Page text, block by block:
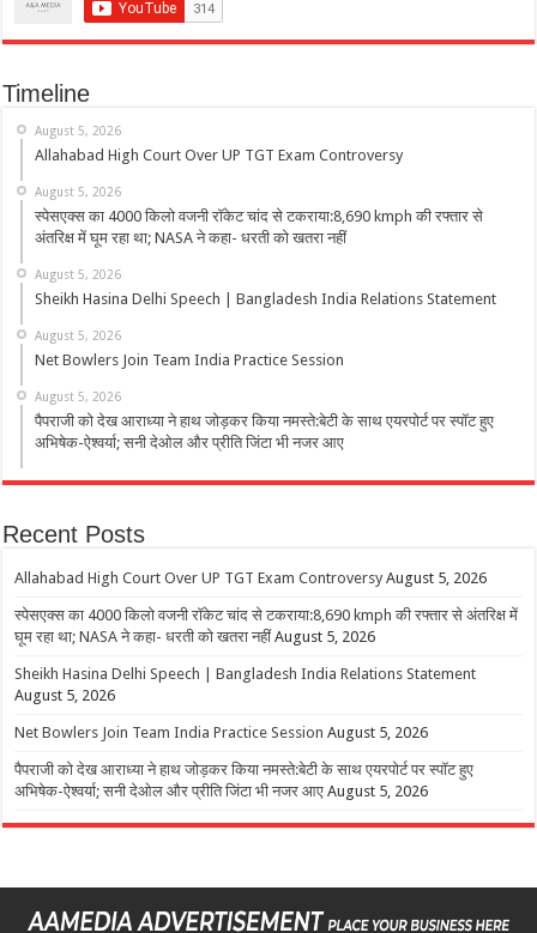
Timeline
August 5, 2026
Allahabad High Court Over UP TGT Exam Controversy
August 5, 2026
स्पेसएक्स का 4000 किलो वजनी रॉकेट चांद से टकराया:8,690 kmph की रफ्तार से
अंतरिक्ष में घूम रहा था; NASA ने कहा- धरती को खतरा नहीं
August 5, 2026
Sheikh Hasina Delhi Speech | Bangladesh India Relations Statement
August 5, 2026
Net Bowlers Join Team India Practice Session
August 5, 2026
पैपराजी को देख आराध्या ने हाथ जोड़कर किया नमस्ते:बेटी के साथ एयरपोर्ट पर स्पॉट हुए
अभिषेक-ऐश्वर्या; सनी देओल और प्रीति जिंटा भी नजर आए
Recent Posts
Allahabad High Court Over UP TGT Exam Controversy August 5, 2026
स्पेसएक्स का 4000 किलो वजनी रॉकेट चांद से टकराया:8,690 kmph की रफ्तार से अंतरिक्ष में
घूम रहा था; NASA ने कहा- धरती को खतरा नहीं August 5, 2026
Sheikh Hasina Delhi Speech | Bangladesh India Relations Statement
August 5, 2026
Net Bowlers Join Team India Practice Session August 5, 2026
पैपराजी को देख आराध्या ने हाथ जोड़कर किया नमस्ते:बेटी के साथ एयरपोर्ट पर स्पॉट हुए
अभिषेक-ऐश्वर्या; सनी देओल और प्रीति जिंटा भी नजर आए August 5, 2026